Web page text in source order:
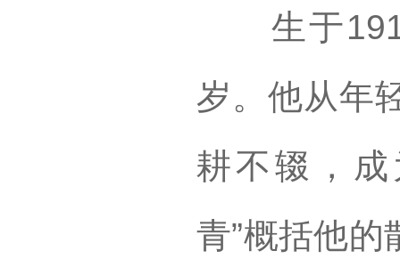
生于1911
岁。他从年
耕不辍，
青”概括他